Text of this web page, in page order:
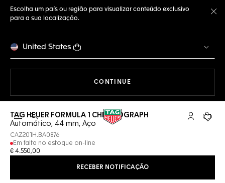
Escolha um país ou região para visualizar conteúdo exclusivo
para a sua localização.
United States
CONTINUE
Abrir a busca Conta My
Seu
TAG HEUER FORMULA 1 CHRONOGRAPH
Automático, 44 mm, Aço
CAZ201H.BA0876
Em falta no estoque on-line
€ 4.550,00
RECEBER NOTIFICAÇÃO